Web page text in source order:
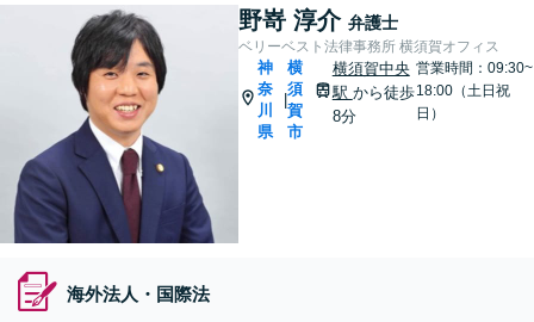
野嵜 淳介 弁護士
ベリーベスト法律事務所 横須賀オフィス
神
奈
川
県
横
須
賀
市
横須賀中央
駅 から徒歩
8分
営業時間：09:30~
18:00（土日祝
日）
海外法人・国際法